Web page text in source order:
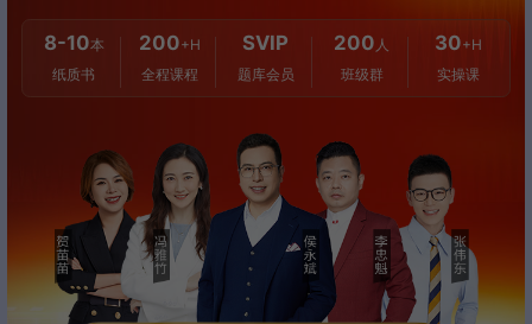
8-10本
纸质书
200+H
全程课程
SVIP
题库会员
200 人
班级群
30+H
实操课